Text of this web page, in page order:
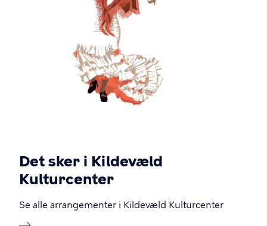
Det sker i Kildevæld
Kulturcenter
Se alle arrangementer i Kildevæld Kulturcenter